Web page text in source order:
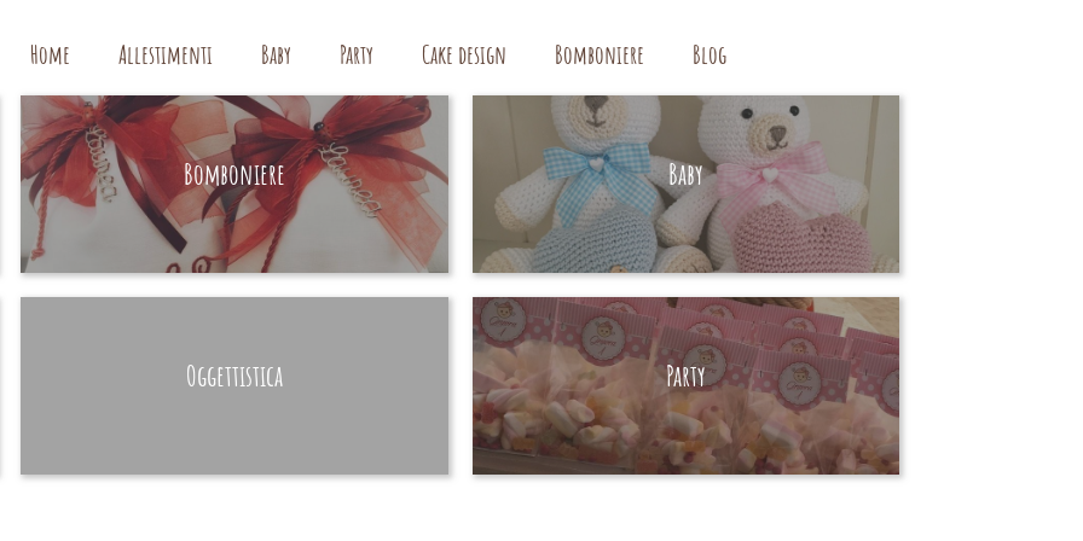
Home Allestimenti Baby Party Cake design Bomboniere Blog
Bomboniere
HAND MADE
Baby
HAND MADE
Oggettistica Party